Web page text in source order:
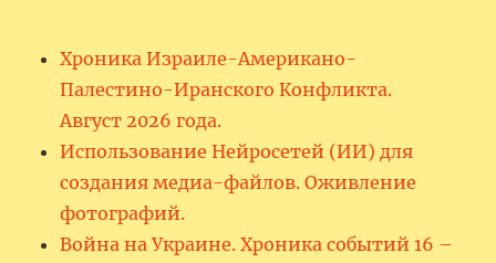
Хроника Израиле-Американо-
Палестино-Иранского Конфликта.
Август 2026 года.
Использование Нейросетей (ИИ) для
создания медиа-файлов. Оживление
фотографий.
Война на Украине. Хроника событий 16 –